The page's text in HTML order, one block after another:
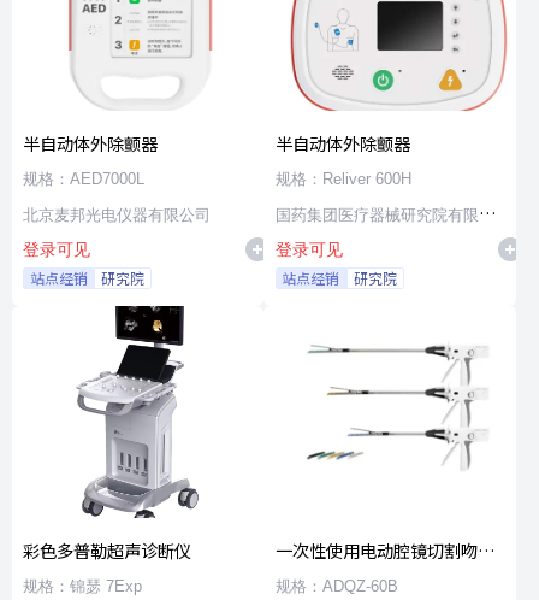
半自动体外除颤器
规格：AED7000L
北京麦邦光电仪器有限公司
登录可见
站点经销 研究院
半自动体外除颤器
规格：Reliver 600H
国药集团医疗器械研究院有限公
司
登录可见
站点经销 研究院
彩色多普勒超声诊断仪
规格：锦瑟 7Exp
一次性使用电动腔镜切割吻合
器及组件
规格：ADQZ-60B